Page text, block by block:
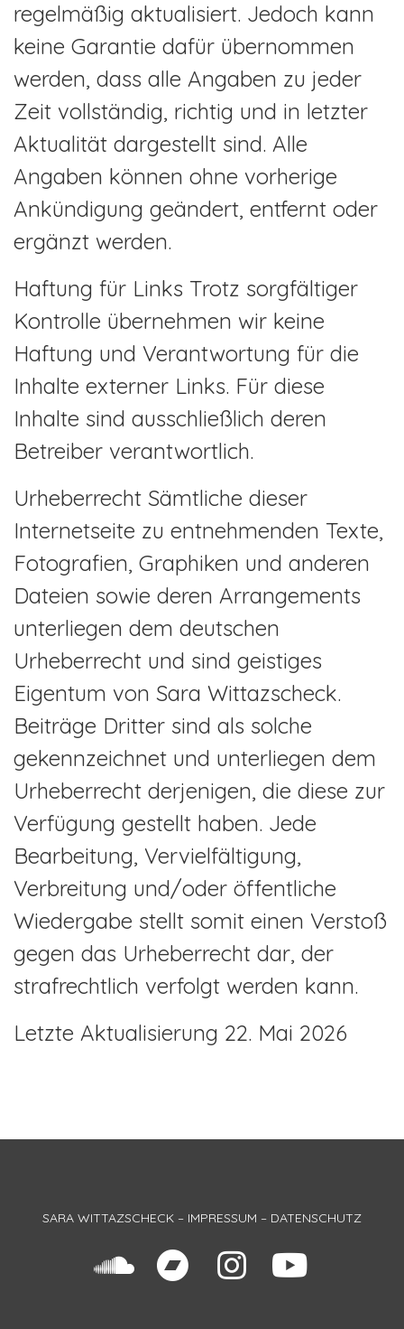
Home
Projekte
Videos
Blog
Person
Galerie
Events
Master Research
regelmäßig aktualisiert. Jedoch kann
keine Garantie dafür übernommen
werden, dass alle Angaben zu jeder
Zeit vollständig, richtig und in letzter
Aktualität dargestellt sind. Alle
Angaben können ohne vorherige
Ankündigung geändert, entfernt oder
ergänzt werden.
Haftung für Links Trotz sorgfältiger
Kontrolle übernehmen wir keine
Haftung und Verantwortung für die
Inhalte externer Links. Für diese
Inhalte sind ausschließlich deren
Betreiber verantwortlich.
Urheberrecht Sämtliche dieser
Internetseite zu entnehmenden Texte,
Fotografien, Graphiken und anderen
Dateien sowie deren Arrangements
unterliegen dem deutschen
Urheberrecht und sind geistiges
Eigentum von Sara Wittazscheck.
Beiträge Dritter sind als solche
gekennzeichnet und unterliegen dem
Urheberrecht derjenigen, die diese zur
Verfügung gestellt haben. Jede
Bearbeitung, Vervielfältigung,
Verbreitung und/oder öffentliche
Wiedergabe stellt somit einen Verstoß
gegen das Urheberrecht dar, der
strafrechtlich verfolgt werden kann.
Letzte Aktualisierung 22. Mai 2026
SARA WITTAZSCHECK – IMPRESSUM – DATENSCHUTZ